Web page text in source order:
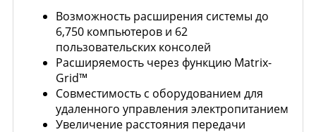
Возможность расширения системы до
6,750 компьютеров и 62
пользовательских консолей
Расширяемость через функцию Matrix-
Grid™
Совместимость с оборудованием для
удаленного управления электропитанием
Увеличение расстояния передачи